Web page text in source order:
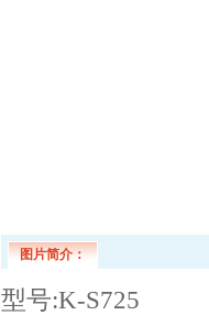
图片简介：
型号:K-S725